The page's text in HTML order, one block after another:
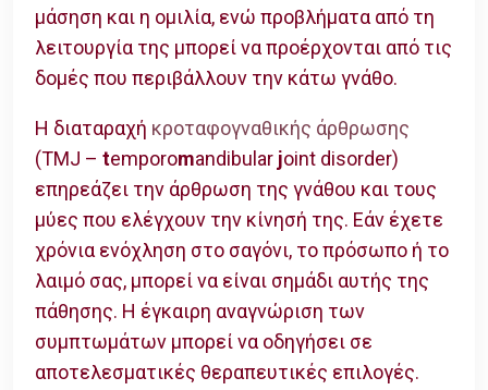
μάσηση και η ομιλία, ενώ προβλήματα από τη
λειτουργία της μπορεί να προέρχονται από τις
δομές που περιβάλλουν την κάτω γνάθο.
Η διαταραχή κροταφογναθικής άρθρωσης
(TMJ – temporomandibular joint disorder)
επηρεάζει την άρθρωση της γνάθου και τους
μύες που ελέγχουν την κίνησή της. Εάν έχετε
χρόνια ενόχληση στο σαγόνι, το πρόσωπο ή το
λαιμό σας, μπορεί να είναι σημάδι αυτής της
πάθησης. Η έγκαιρη αναγνώριση των
συμπτωμάτων μπορεί να οδηγήσει σε
αποτελεσματικές θεραπευτικές επιλογές.